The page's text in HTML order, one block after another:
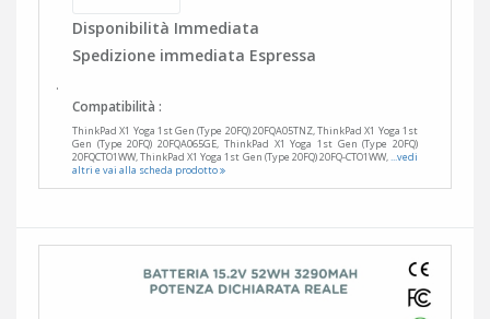
Disponibilità Immediata
Spedizione immediata Espressa
.
Compatibilità :
ThinkPad X1 Yoga 1st Gen (Type 20FQ) 20FQA05TNZ, ThinkPad X1 Yoga 1st
Gen (Type 20FQ) 20FQA065GE, ThinkPad X1 Yoga 1st Gen (Type 20FQ)
20FQCTO1WW, ThinkPad X1 Yoga 1st Gen (Type 20FQ) 20FQ-CTO1WW,...vedi
altri e vai alla scheda prodotto